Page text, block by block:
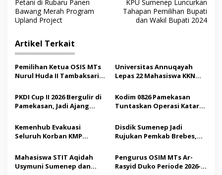
a
v
i
g
a
s
i
p
o
s
Petani di Rubaru Panen
Bawang Merah Program
Upland Project
KPU Sumenep Luncurkan
Tahapan Pemilihan Bupati
dan Wakil Bupati 2024
Artikel Terkait
Pemilihan Ketua OSIS MTs
Nurul Huda II Tambaksari
Demokrasi bagi Siswa
Universitas Annuqayah
Lepas 22 Mahasiswa KKN
Saudi
PKDI Cup II 2026 Bergulir di
Pamekasan, Jadi Ajang
Madura
Kodim 0826 Pamekasan
Tuntaskan Operasi Katarak
Tindakan Medis
Kemenhub Evakuasi
Seluruh Korban KMP
Operator Diaudit
Disdik Sumenep Jadi
Rujukan Pemkab Brebes,
Pendidikan Berbasis
Budaya
Mahasiswa STIT Aqidah
Usymuni Sumenep dan
Pengurus OSIM MTs Ar-
Rasyid Duko Periode 2026-